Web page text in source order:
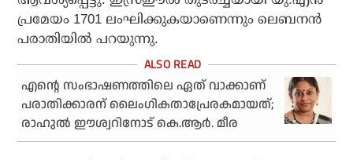
പ്രമേയം 1701 ലംഘിക്കുകയാണെന്നും ലെബനന്‍
പരാതിയില്‍ പറയുന്നു.
എന്റെ സംഭാഷണത്തിലെ ഏത് വാക്കാണ്
പരാതിക്കാരന് ലൈംഗികതാപ്രേരകമായത്;
രാഹുൽ ഈശ്വറിനോട് കെ.ആർ. മീര